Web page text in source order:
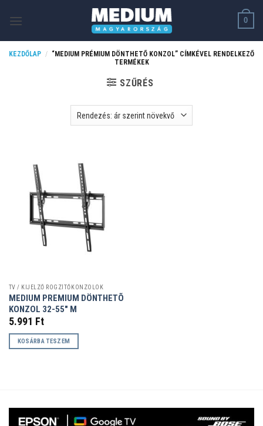
0
KEZDŐLAP / “MEDIUM PRÉMIUM DÖNTHETŐ KONZOL” CÍMKÉVEL RENDELKEZŐ
TERMÉKEK
SZŰRÉS
TV / KIJELZŐ RÖGZÍTŐKONZOLOK
MEDIUM PREMIUM DÖNTHETÕ
KONZOL 32-55″ M
5.991 Ft
KOSÁRBA TESZEM